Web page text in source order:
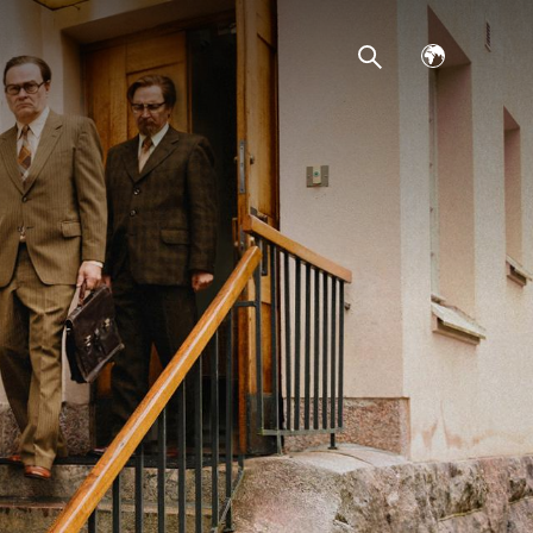
Avaa
kielivalikko